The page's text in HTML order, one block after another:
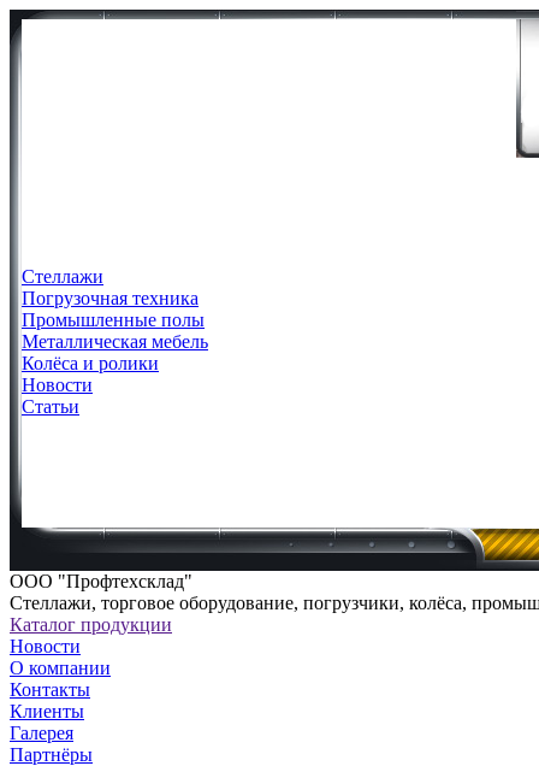
Стеллажи
Погрузочная техника
Промышленные полы
Металлическая мебель
Колёса и ролики
Новости
Статьи
ООО "Профтехсклад"
Cтеллажи, торговое оборудование, погрузчики, колёса,
Каталог продукции
Новости
О компании
Контакты
Клиенты
Галерея
Партнёры